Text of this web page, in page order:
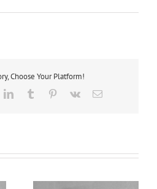
Choose Your Platform!
LinkedInTumblr Pinterest
Vk Email